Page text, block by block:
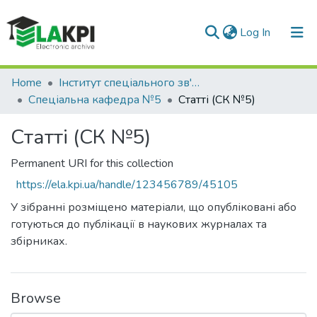
Log In (current)
Communities & Collections
All of DSpace
Statistics
Home
Інститут спеціального зв'язку та захисту інформації (ІСЗЗІ)
Спеціальна кафедра №5
Статті (СК №5)
Статті (СК №5)
Permanent URI for this collection
https://ela.kpi.ua/handle/123456789/45105
У зібранні розміщено матеріали, що опубліковані або
готуються до публікації в наукових журналах та
збірниках.
Browse